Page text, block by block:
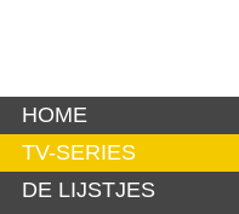
HOME
TV-SERIES
DE LIJSTJES